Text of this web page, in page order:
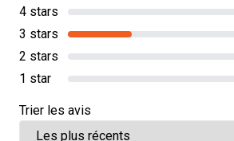
4 stars
3 stars
2 stars
1 star
Trier les avis